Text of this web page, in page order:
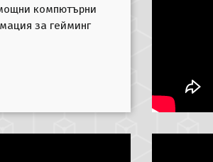
компютърни
за гейминг